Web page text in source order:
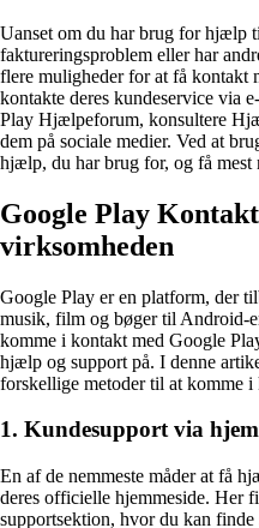
Uanset om du har brug for hjælp
faktureringsproblem eller har
flere muligheder for at få kontakt
kontakte deres kundeservice via
Play Hjælpeforum, konsultere
dem på sociale medier. Ved at
hjælp, du har brug for, og få mest
Google Play
virksomheden
Google Play er en platform, der
musik, film og bøger til Android-
komme i kontakt med Google
hjælp og support på. I denne
forskellige metoder til at komme
1. Kundesupport via
En af de nemmeste måder at få
deres officielle hjemmeside. Her
supportsektion, hvor du kan finde